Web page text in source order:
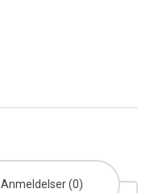
Anmeldelser (0)